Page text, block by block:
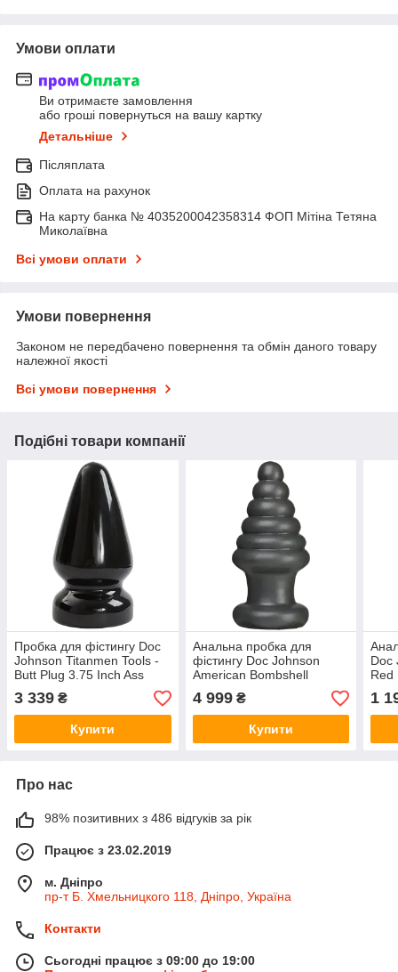
Умови оплати
Ви отримаєте замовлення
або гроші повернуться на вашу картку
Детальніше
Післяплата
Оплата на рахунок
На карту банка № 4035200042358314 ФОП Мітіна Тетяна
Миколаївна
Всі умови оплати
Умови повернення
Законом не передбачено повернення та обмін даного товару
належної якості
Всі умови повернення
Подібні товари компанії
Пробка для фістингу Doc
Johnson Titanmen Tools -
Butt Plug 3.75 Inch Ass
Servant, діаметр 9,4см
3 339 ₴
Купити
Анальна пробка для
фістингу Doc Johnson
American Bombshell
Destroyer Gun Metal,
діаметр 10,7 см
4 999₴
Купити
Doc
Red
1
Про нас
98% позитивних з 486 відгуків за рік
Працює з 23.02.2019
м. Дніпро
пр-т Б. Хмельницкого 118, Дніпро, Україна
Контакти
Сьогодні працює з 09:00 до 19:00